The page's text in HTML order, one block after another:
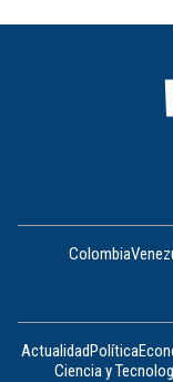
8
Colombia
ActualidadPolítica
Ciencia y